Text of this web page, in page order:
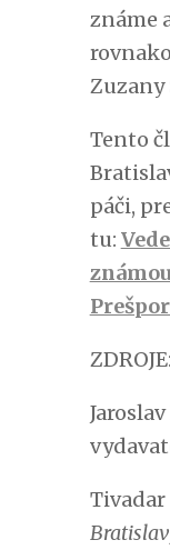
známe
Zuzany
Tento
páči,
tu:
ZDROJE:
Tivadar